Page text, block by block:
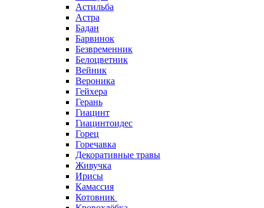
Астильба
Астра
Бадан
Барвинок
Безвременник
Белоцветник
Вейник
Вероника
Гейхера
Герань
Гиацинт
Гиацинтоидес
Горец
Горечавка
Декоративные травы
Живучка
Ирисы
Камассия
Котовник